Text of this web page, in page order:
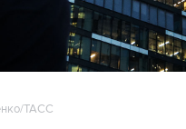
ТАСС